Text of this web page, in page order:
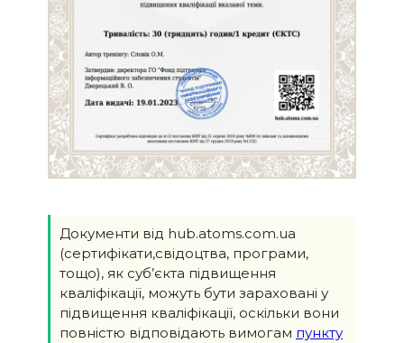
Документи від hub.atoms.com.ua
(сертифікати,свідоцтва, програми,
тощо), як суб’єкта підвищення
кваліфікації, можуть бути зараховані у
підвищення кваліфікації, оскільки вони
повністю відповідають вимогам пункту